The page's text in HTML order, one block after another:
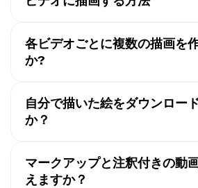
されます。
Studioの新しいプロジェクトにアッ
う。左のサイドバーで「Visuals」
す：Marker（丸い端）、Highlighter
果）、Pencil（四角い端）です。色
ラシを不透明度を下げて使うと、ク
ト風の見た目を作れます。描画が終
各ビデオごとに複数の描画を
か?
ます。複数の描画を作成するには、
て、Studioキャンバスに戻り、もう
自分で描いた絵をダウンロー
か？
画マークアップ付きのビデオをダウ
または、メディアライブラリで個別
マークアップと注釈付きの動
えますか？